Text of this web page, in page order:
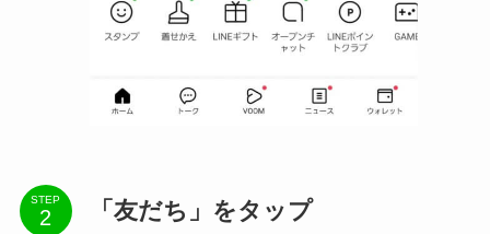
STEP 「友だち」をタップ